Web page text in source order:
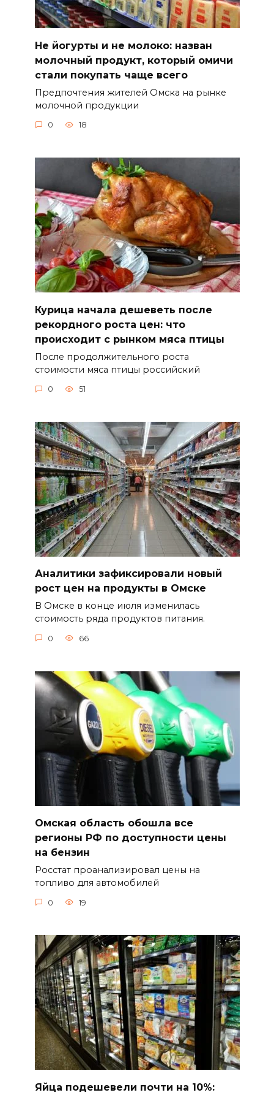
Не йогурты и не молоко: назван
молочный продукт, который омичи
стали покупать чаще всего
Предпочтения жителей Омска на рынке
молочной продукции
0 18
Курица начала дешеветь после
рекордного роста цен: что
происходит с рынком мяса птицы
После продолжительного роста
стоимости мяса птицы российский
0 51
Аналитики зафиксировали новый
рост цен на продукты в Омске
В Омске в конце июля изменилась
стоимость ряда продуктов питания.
0 66
Омская область обошла все
регионы РФ по доступности цены
на бензин
Росстат проанализировал цены на
топливо для автомобилей
0 19
Яйца подешевели почти на 10%: